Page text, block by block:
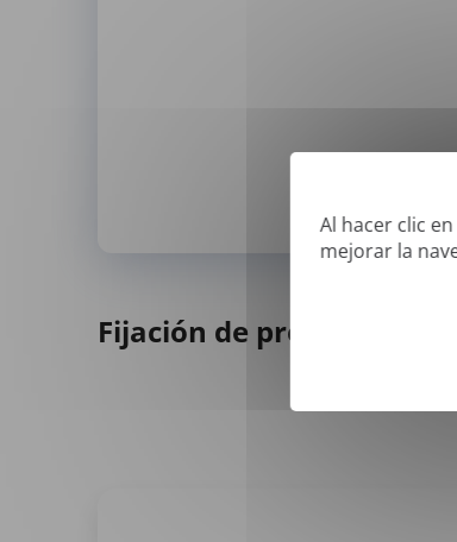
Al hacer clic
mejorar la
Fijación de precios